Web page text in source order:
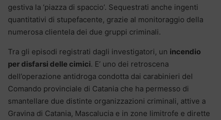
gestiva la ‘piazza di spaccio’. Sequestrati anche ingenti
quantitativi di stupefacente, grazie al monitoraggio della
numerosa clientela dei due gruppi criminali.
Tra gli episodi registrati dagli investigatori, un incendio
per disfarsi delle cimici. E’ uno dei retroscena
dell’operazione antidroga condotta dai carabinieri del
Comando provinciale di Catania che ha permesso di
smantellare due distinte organizzazioni criminali, attive a
Gravina di Catania, Mascalucia e in zone limitrofe e dirette